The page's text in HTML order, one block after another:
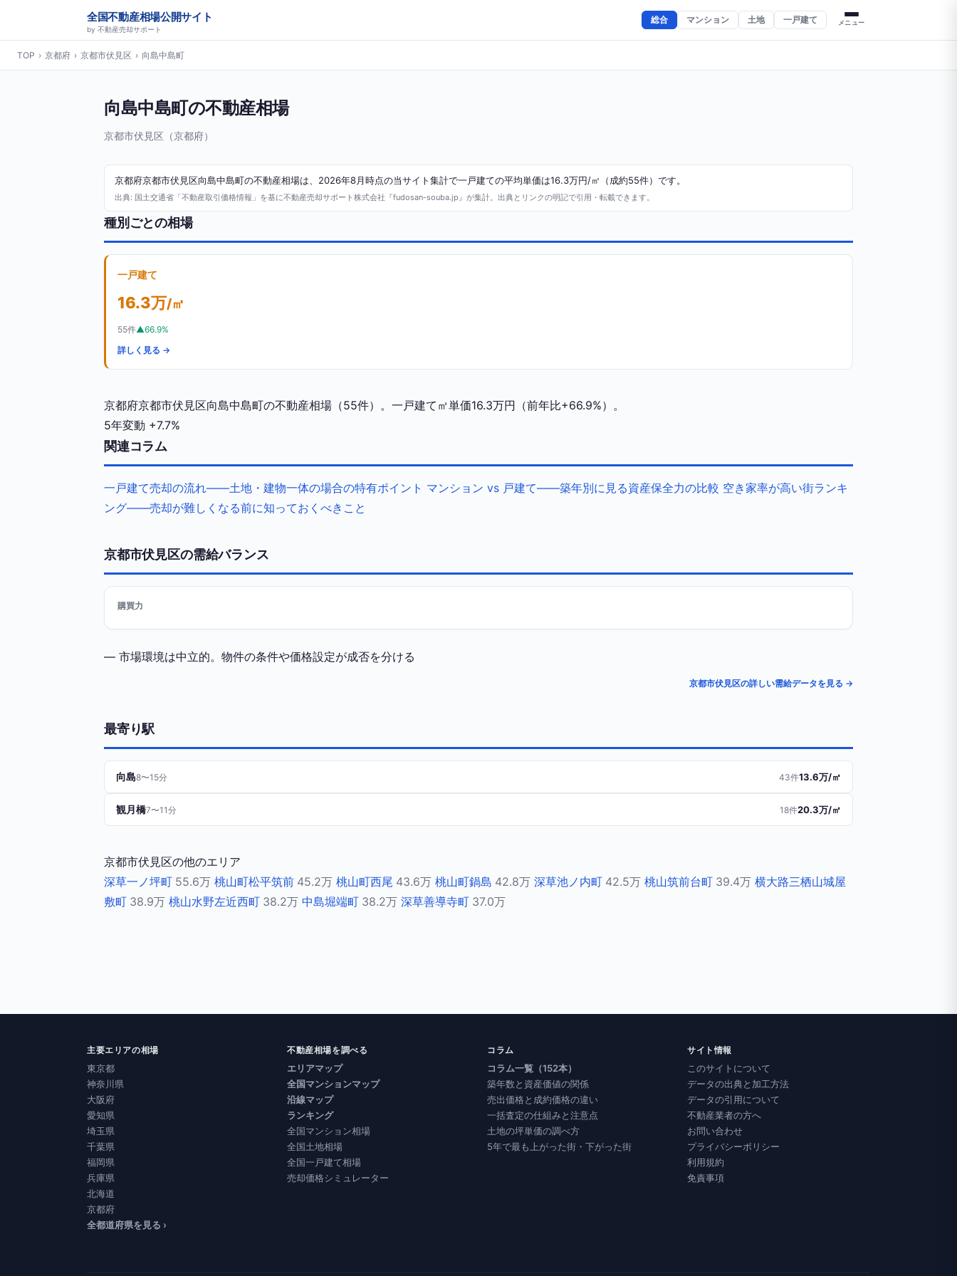
全国不動産相場公開サイト
by 不動産売却サポート
総合 マンション 土地 一戸建て メニュー
TOP › 京都府 › 京都市伏見区 › 向島中島町
向島中島町の不動産相場
京都市伏見区（京都府）
京都府京都市伏見区向島中島町の不動産相場は、2026年8月時点の当サイト集計で一戸建ての平均単価は16.3万円/㎡（成約55件）です。
出典: 国土交通省「不動産取引価格情報」を基に不動産売却サポート株式会社『fudosan-souba.jp』が集計。出典とリンクの明記で引用・転載できます。
種別ごとの相場
一戸建て
16.3万/㎡
55件▲66.9%
詳しく見る →
京都府京都市伏見区向島中島町の不動産相場（55件）。一戸建て㎡単価16.3万円（前年比+66.9%）。
5年変動 +7.7%
関連コラム
一戸建て売却の流れ——土地・建物一体の場合の特有ポイント マンション vs 戸建て——築年別に見る資産保全力の比較 空き家率が高い街ランキ
ング——売却が難しくなる前に知っておくべきこと
京都市伏見区の需給バランス
購買力
— 市場環境は中立的。物件の条件や価格設定が成否を分ける
京都市伏見区の詳しい需給データを見る →
最寄り駅
向島8〜15分 43件13.6万/㎡
観月橋7〜11分 18件20.3万/㎡
京都市伏見区の他のエリア
深草一ノ坪町 55.6万 桃山町松平筑前 45.2万 桃山町西尾 43.6万 桃山町鍋島 42.8万 深草池ノ内町 42.5万 桃山筑前台町 39.4万 横大路三栖山城屋
敷町 38.9万 桃山水野左近西町 38.2万 中島堀端町 38.2万 深草善導寺町 37.0万
主要エリアの相場
東京都
神奈川県
大阪府
愛知県
埼玉県
千葉県
福岡県
兵庫県
北海道
京都府
全都道府県を見る ›
不動産相場を調べる
エリアマップ
全国マンションマップ
沿線マップ
ランキング
全国マンション相場
全国土地相場
全国一戸建て相場
売却価格シミュレーター
コラム
コラム一覧（152本）
築年数と資産価値の関係
売出価格と成約価格の違い
一括査定の仕組みと注意点
土地の坪単価の調べ方
5年で最も上がった街・下がった街
サイト情報
このサイトについて
データの出典と加工方法
データの引用について
不動産業者の方へ
お問い合わせ
プライバシーポリシー
利用規約
免責事項